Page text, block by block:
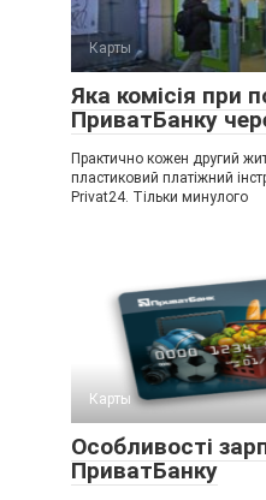
Карты
Яка комісія при
ПриватБанку
Практично кожен другий
пластиковий платіжний
Privat24. Тільки минулого
Карты
Особливості
ПриватБанку